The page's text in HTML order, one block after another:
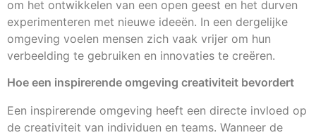
om het ontwikkelen van een open geest en het durven
experimenteren met nieuwe ideeën. In een dergelijke
omgeving voelen mensen zich vaak vrijer om hun
verbeelding te gebruiken en innovaties te creëren.
Hoe een inspirerende omgeving creativiteit bevordert
Een inspirerende omgeving heeft een directe invloed op
de creativiteit van individuen en teams. Wanneer de